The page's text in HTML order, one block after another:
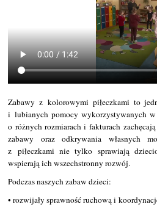
Zabawy z kolorowymi piłeczkami to
i lubianych pomocy wykorzystywanych
o różnych rozmiarach i fakturach
zabawy oraz odkrywania własnych
z piłeczkami nie tylko sprawiają
wspierają ich wszechstronny rozwój.
Podczas naszych zabaw dzieci:
• rozwijały sprawność ruchową i